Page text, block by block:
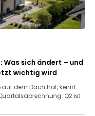
sich ändert – und
wichtig wird
auf dem Dach hat, kennt
Q2 ist